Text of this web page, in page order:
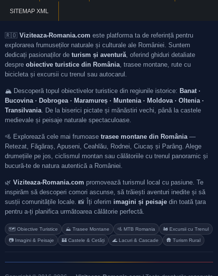
SITEMAP XML
🇷🇴 Viziteaza-Romania.com este platforma ta de referință pentru
explorarea frumuseților naturale și culturale ale României. Suntem
dedicați pasionaților de turism și aventură, oferind ghiduri detaliate
despre obiective turistice din România, trasee montane, rute cu
bicicleta și excursii cu trenul sau autocarul.
🏔️ Descoperă topul obiectivelor turistice din regiunile istorice: Banat ·
Bucovina · Dobrogea · Maramureș · Muntenia · Moldova · Oltenia ·
Transilvania. De la biserici pictate și mănăstiri vechi, până la castele
medievale și peisaje naturale spectaculoase.
🚵 Explorează cele mai frumoase trasee montane din România—
Retezat, Făgăraș, Apuseni, Ceahlău, Rodnei, Ciucaș și Parâng. Alege
drumețiile pe jos, ciclismul montan sau călătoriile cu trenul panoramic și
bucură-te de natura autentică a României.
🌿 Viziteaza-Romania.com promovează turismul local cu pasiune. Te
inspirăm să descoperi comori ascunse, să trăiești aventuri inedite și să
susții comunitățile locale. 📸 Îți oferim imagini și peisaje din toată țara
pentru a-ți planifica următoarea călătorie perfectă.
🗺️ Obiective Turistice ⛰️ Trasee Montane 🚵 MTB Romania 🚂 Excursii cu Trenul
📷 Imagini & Peisaje 🏰 Castele & Cetăți 🌊 Lacuri & Cascade 🛖 Turism Rural